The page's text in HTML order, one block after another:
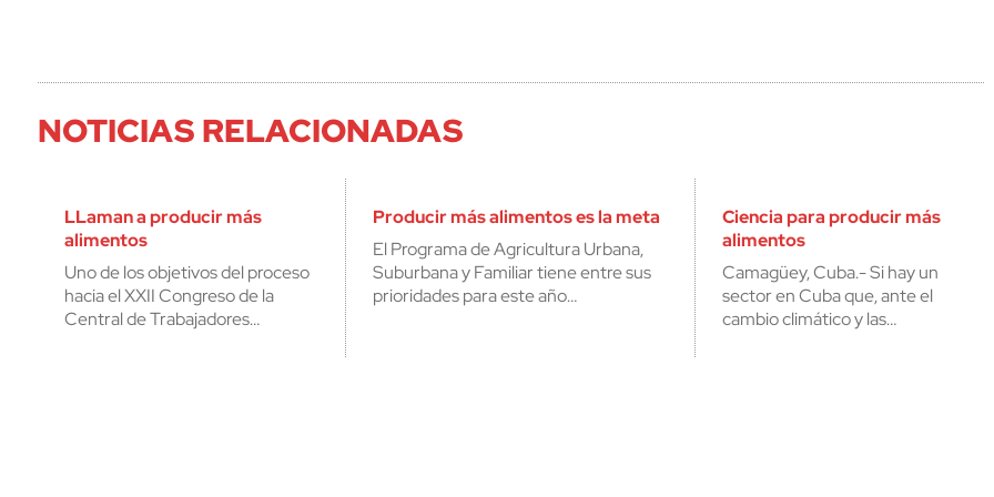
NOTICIAS RELACIONADAS
LLaman a producir más
alimentos
Uno de los objetivos del proceso
hacia el XXII Congreso de la
Central de Trabajadores…
Producir más alimentos es la meta
El Programa de Agricultura Urbana,
Suburbana y Familiar tiene entre sus
prioridades para este año…
Ciencia para producir más
alimentos
Camagüey, Cuba.- Si hay un
sector en Cuba que, ante el
cambio climático y las…